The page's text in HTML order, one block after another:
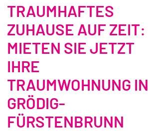
TRAUMHAFTES
ZUHAUSE AUF ZEIT:
MIETEN SIE JETZT
IHRE
TRAUMWOHNUNG IN
GRÖDIG-
FÜRSTENBRUNN